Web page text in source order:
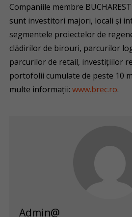
Companiile membre BUCHAREST
sunt investitori majori, locali și
segmentele proiectelor de
clădirilor de birouri, parcurilor
parcurilor de retail, investițiilor
portofolii cumulate de peste 10
multe informații:www.brec.ro.
Admin@